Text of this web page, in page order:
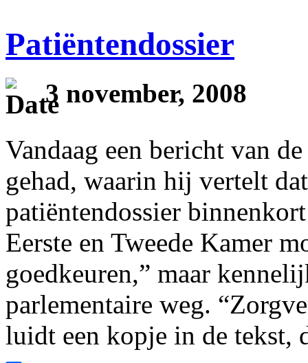
Patiëntendossier
3 november, 2008
Vandaag een bericht van
gehad, waarin hij vertelt
patiëntendossier
Eerste en Tweede Kamer
goedkeuren,” maar
parlementaire weg.
luidt een kopje in de